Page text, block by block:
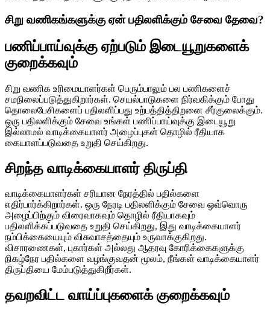
சிறு வணிகங்களுக்கு ஏன் பதிலளிக்கும் சேவை தேவை?
பணிப்பாய்வுக்கு ஏற்படும் இடையூறுகளைக்
குறைக்கவும்
சிறு வணிக உரிமையாளர்கள் பெரும்பாலும் பல பணிகளைச்
சமநிலைப்படுத்துகிறார்கள். செயல்பாடுகளை நிர்வகிக்கும் போது
தொலைபேசிகளைப் பதிலளிப்பது உற்பத்தித்திறனை சீர்குலைக்கும்.
ஒரு பதிலளிக்கும் சேவை உங்கள் பணிப்பாய்வுக்கு இடையூறு
இல்லாமல் வாடிக்கையாளர் அழைப்புகள் தொழில் ரீதியாக
கையாளப்படுவதை உறுதி செய்கிறது.
சிறந்த வாடிக்கையாளர் திருப்தி
வாடிக்கையாளர்கள் சரியான நேரத்தில் பதில்களை
எதிர்பார்க்கிறார்கள். ஒரு நேரடி பதிலளிக்கும் சேவை ஒவ்வொரு
அழைப்பிற்கும் விரைவாகவும் தொழில் ரீதியாகவும்
பதிலளிக்கப்படுவதை உறுதி செய்கிறது, இது வாடிக்கையாளர்
நம்பிக்கையையும் விசுவாசத்தையும் உருவாக்குகிறது.
விசாரணைகள், புகார்கள் அல்லது ஆதரவு கோரிக்கைகளுக்கு
நிகழ்நேர பதில்களை வழங்குவதன் மூலம், நீங்கள் வாடிக்கையாளர்
திருப்தியை மேம்படுத்துகிறீர்கள்.
தவறவிட்ட வாய்ப்புகளைக் குறைக்கவும்